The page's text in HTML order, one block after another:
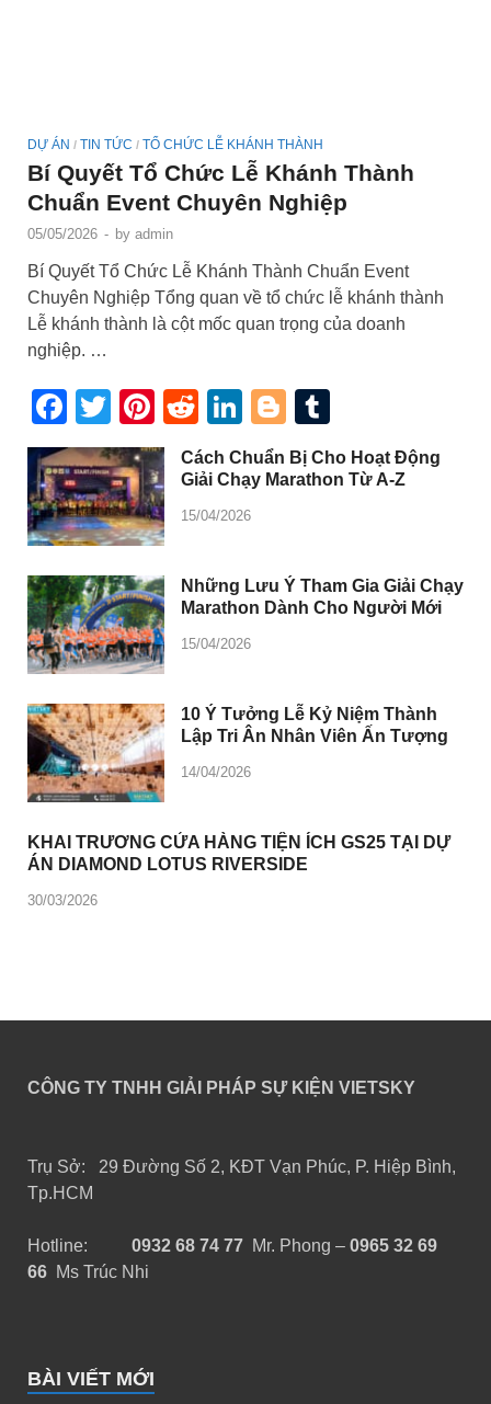
DỰ ÁN / TIN TỨC / TỔ CHỨC LỄ KHÁNH THÀNH
Bí Quyết Tổ Chức Lễ Khánh Thành
Chuẩn Event Chuyên Nghiệp
05/05/2026 - by admin
Bí Quyết Tổ Chức Lễ Khánh Thành Chuẩn Event
Chuyên Nghiệp Tổng quan về tổ chức lễ khánh thành
Lễ khánh thành là cột mốc quan trọng của doanh
nghiệp. …
Facebook
Twitter
Pinterest
RedditLinkedIn
Blogger
Cách Chuẩn Bị Cho Hoạt Động
Giải Chạy Marathon Từ A-Z
15/04/2026
Những Lưu Ý Tham Gia Giải Chạy
Marathon Dành Cho Người Mới
15/04/2026
10 Ý Tưởng Lễ Kỷ Niệm Thành
Lập Tri Ân Nhân Viên Ấn Tượng
14/04/2026
KHAI TRƯƠNG CỬA HÀNG TIỆN ÍCH GS25 TẠI DỰ
ÁN DIAMOND LOTUS RIVERSIDE
30/03/2026
CÔNG TY TNHH GIẢI PHÁP SỰ KIỆN VIETSKY
Trụ Sở: 29 Đường Số 2, KĐT Vạn Phúc, P. Hiệp Bình,
Tp.HCM
Hotline: 0932 68 74 77 Mr. Phong – 0965 32 69
66 Ms Trúc Nhi
BÀI VIẾT MỚI